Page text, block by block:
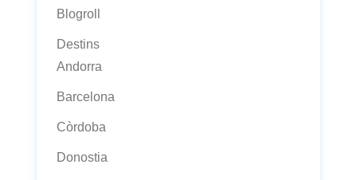
Blogroll
Destins
Andorra
Barcelona
Còrdoba
Donostia